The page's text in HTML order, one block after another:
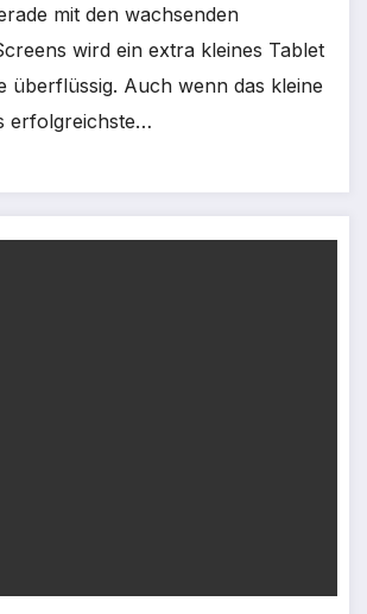
mit den wachsenden
wird ein extra kleines Tablet
überflüssig. Auch wenn das kleine
erfolgreichste…